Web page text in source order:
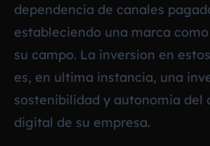
dependencia de canales
estableciendo una marca
su campo. La inversion en
es, en ultima instancia, una
sostenibilidad y autonomia del
digital de su empresa.